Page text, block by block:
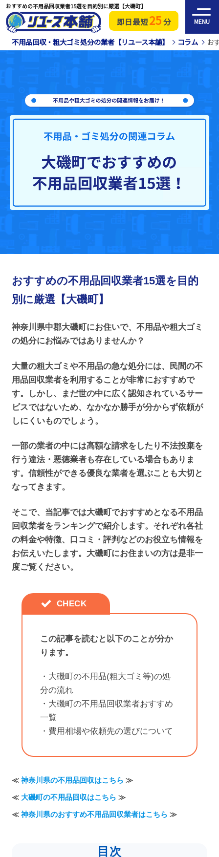
即日最短25分 MENU
おすすめの不用品回収業者15選を目的別に厳選【大磯町】
不用品回収・粗大ゴミ処分の業者【リユース本舗】 コラム お
おすすめの不用品回収業者15選を目的
別に厳選【大磯町】
神奈川県中郡大磯町にお住いで、不用品や粗大ゴミ
の処分にお悩みではありませんか？
大量の粗大ゴミや不用品の急な処分には、民間の不
用品回収業者を利用することが非常におすすめで
す。しかし、まだ世の中に広く認知されているサー
ビスではないため、なかなか勝手が分からず依頼が
しにくいものでしょう。
一部の業者の中には高額な請求をしたり不法投棄を
行う違法・悪徳業者も存在している場合もありま
す。信頼性ができる優良な業者を選ぶことも大切と
なってきます。
そこで、当記事では大磯町でおすすめとなる不用品
回収業者をランキングで紹介します。それぞれ各社
の料金や特徴、口コミ・評判などのお役立ち情報を
お伝えいたします。大磯町にお住まいの方は是非一
度ご覧ください。
この記事を読むと以下のことが分か
ります。
・大磯町の不用品(粗大ゴミ等)の処
分の流れ
・大磯町の不用品回収業者おすすめ
一覧
・費用相場や依頼先の選びについて
≪ 神奈川県の不用品回収はこちら ≫
≪ 大磯町の不用品回収はこちら ≫
≪ 神奈川県のおすすめ不用品回収業者はこちら ≫